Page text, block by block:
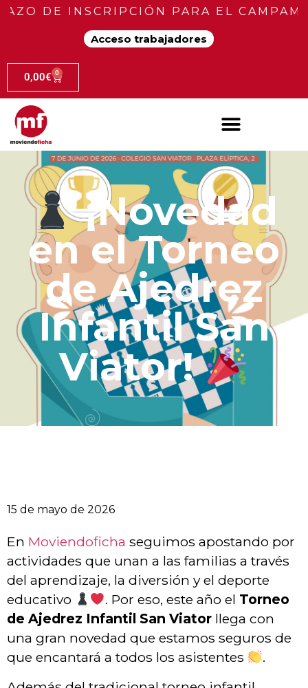
INSCRIPCIÓN PARA EL CAMPAMENTO
Acceso trabajadores
0,00€ 0
¡Novedad
en el Torneo
de Ajedrez
Infantil San
Viator!
15 de mayo de 2026
En Moviendoficha seguimos apostando por
actividades que unan a las familias a través
del aprendizaje, la diversión y el deporte
educativo
. Por eso, este año el Torneo
de Ajedrez Infantil San Viator llega con
una gran novedad que estamos seguros de
que encantará a todos los asistentes
.